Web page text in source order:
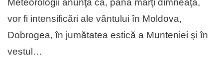
Meteorologii anunţă că, până marţi dimneaţă,
vor fi intensificări ale vântului în Moldova,
Dobrogea, în jumătatea estică a Munteniei şi în
vestul…